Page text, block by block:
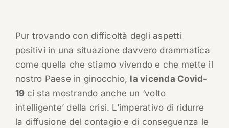
Pur trovando con difficoltà degli aspetti
positivi in una situazione davvero drammatica
come quella che stiamo vivendo e che mette il
nostro Paese in ginocchio, la vicenda Covid-
19 ci sta mostrando anche un ‘volto
intelligente’ della crisi. L’imperativo di ridurre
la diffusione del contagio e di conseguenza le